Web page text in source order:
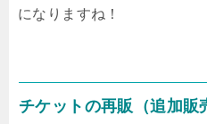
になりますね！
チケットの再販（追加販